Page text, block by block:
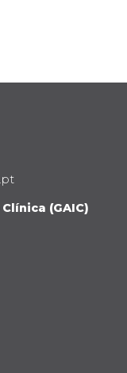
(GAIC)